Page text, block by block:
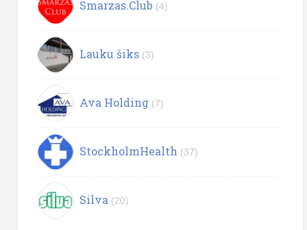
Smarzas.Club (4)
Lauku šiks (3)
Ava Holding (7)
StockholmHealth (37)
Silva (20)